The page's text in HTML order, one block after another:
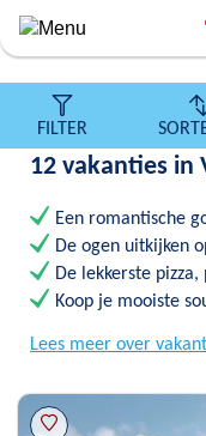
Overslaan
algemene
inhoud
FILTER
12 vakanties in
Een romantische
De ogen uitkijken
De lekkerste
Koop je mooiste
Lees meer over